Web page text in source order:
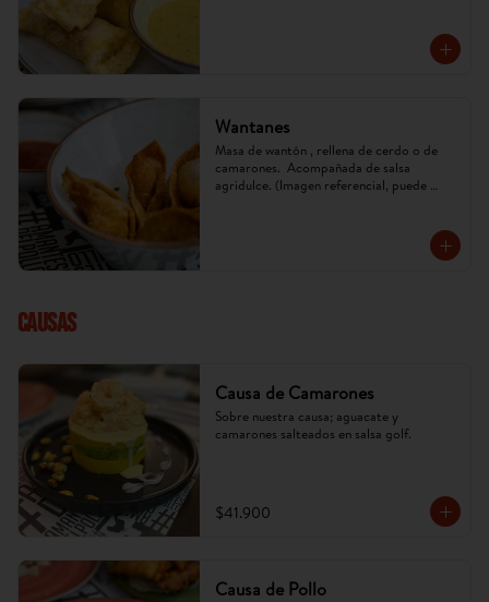
Wantanes
Masa de wantón , rellena de cerdo o de
camarones.  Acompañada de salsa
agridulce. (Imagen referencial, puede
CAUSAS
Causa de Camarones
Sobre nuestra causa; aguacate y
camarones salteados en salsa golf.
$41.900
Causa de Pollo